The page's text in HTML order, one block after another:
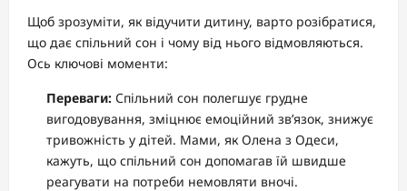
Щоб зрозуміти, як відучити дитину, варто розібратися,
що дає спільний сон і чому від нього відмовляються.
Ось ключові моменти:
Переваги: Спільний сон полегшує грудне
вигодовування, зміцнює емоційний зв’язок, знижує
тривожність у дітей. Мами, як Олена з Одеси,
кажуть, що спільний сон допомагав їй швидше
реагувати на потреби немовляти вночі.